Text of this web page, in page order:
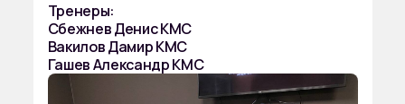
Тренеры:
Сбежнев Денис КМС
Вакилов Дамир КМС
Гашев Александр КМС